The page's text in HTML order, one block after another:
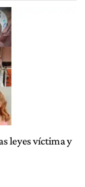
leyes víctima y